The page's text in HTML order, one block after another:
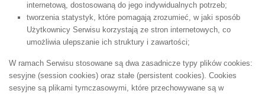
internetową, dostosowaną do jego indywidualnych potrzeb;
tworzenia statystyk, które pomagają zrozumieć, w jaki sposób
Użytkownicy Serwisu korzystają ze stron internetowych, co
umożliwia ulepszanie ich struktury i zawartości;
W ramach Serwisu stosowane są dwa zasadnicze typy plików cookies:
sesyjne (session cookies) oraz stałe (persistent cookies). Cookies
sesyjne są plikami tymczasowymi, które przechowywane są w